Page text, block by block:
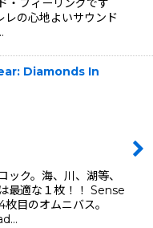
・フィーリングです
の心地よいサウンド
Diamonds In
ック。海、川、湖等、
最適な１枚！！ Sense
目のオムニバス。